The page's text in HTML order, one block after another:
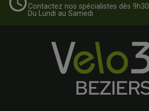
Contactez nos spécialistes dès 9h30
Du Lundi au Samedi